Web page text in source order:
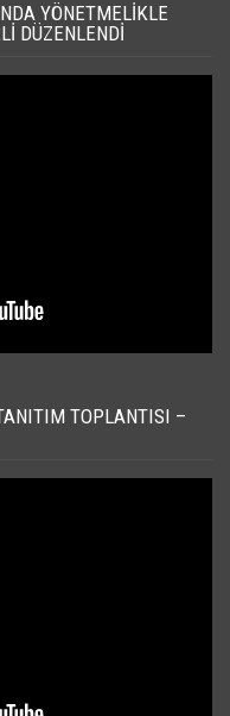
YÖNETMELIKLE
DÜZENLENDI
TOPLANTISI –